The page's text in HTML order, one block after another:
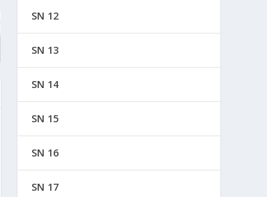
SN 12
SN 13
SN 14
SN 15
SN 16
SN 17